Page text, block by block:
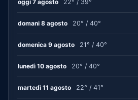
oggi 7 agosto 22° / 39°
domani 8 agosto 20° / 40°
domenica 9 agosto 21° / 40°
lunedì 10 agosto 20° / 40°
martedì 11 agosto 22° / 41°